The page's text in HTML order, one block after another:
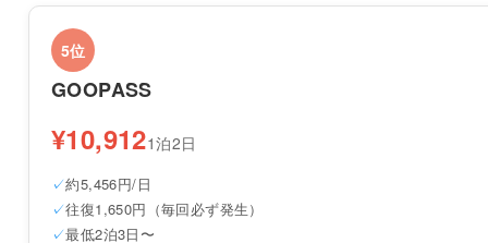
5位
GOOPASS
¥10,9121泊2日
約5,456円/日
往復1,650円（毎回必ず発生）
最低2泊3日〜